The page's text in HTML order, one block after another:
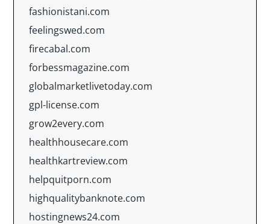
fashionistani.com
feelingswed.com
firecabal.com
forbessmagazine.com
globalmarketlivetoday.com
gpl-license.com
grow2every.com
healthhousecare.com
healthkartreview.com
helpquitporn.com
highqualitybanknote.com
hostingnews24.com